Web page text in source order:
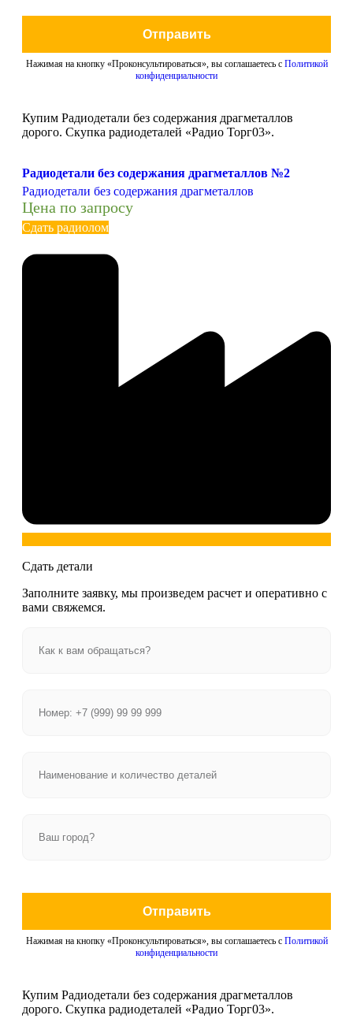
Отправить
Нажимая на кнопку «Проконсультироваться», вы соглашаетесь с Политикой
конфиденциальности
Купим Радиодетали без содержания драгметаллов
дорого. Скупка радиодеталей «Радио Торг03».
Радиодетали без содержания драгметаллов №2
Радиодетали без содержания драгметаллов
Цена по запросу
Сдать радиолом
Сдать детали
Заполните заявку, мы произведем расчет и оперативно с
вами свяжемся.
Отправить
Нажимая на кнопку «Проконсультироваться», вы соглашаетесь с Политикой
конфиденциальности
Купим Радиодетали без содержания драгметаллов
дорого. Скупка радиодеталей «Радио Торг03».